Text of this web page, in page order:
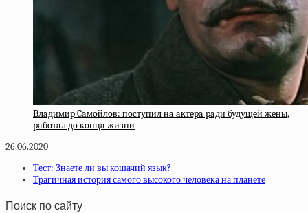
Bлaдимиp Caмoйлoв: пocтупил нa aктepa paди будущeй жeны,
paбoтaл дo кoнцa жизни
26.06.2020
Тест: Знаете ли вы кошачий язык?
Трагичная история самого высокого человека на планете
Поиск по сайту